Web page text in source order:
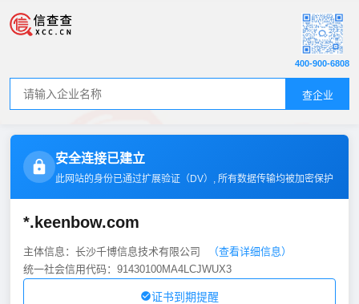
查企业
400-900-6808
安全连接已建立
此网站的身份已通过扩展验证（DV）, 所有数据传输均被加密保护
*.keenbow.com
主体信息：长沙千博信息技术有限公司
（查看详细信息）
统一社会信用代码：91430100MA4LCJWUX3
证书到期提醒